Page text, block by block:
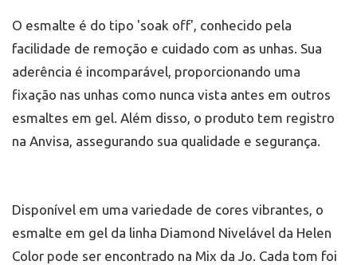
O esmalte é do tipo 'soak off', conhecido pela
facilidade de remoção e cuidado com as unhas. Sua
aderência é incomparável, proporcionando uma
fixação nas unhas como nunca vista antes em outros
esmaltes em gel. Além disso, o produto tem registro
na Anvisa, assegurando sua qualidade e segurança.
Disponível em uma variedade de cores vibrantes, o
esmalte em gel da linha Diamond Nivelável da Helen
Color pode ser encontrado na Mix da Jo. Cada tom foi